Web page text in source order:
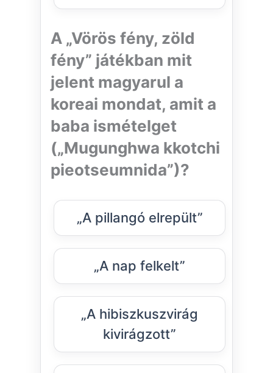
A „Vörös fény, zöld
fény” játékban mit
jelent magyarul a
koreai mondat, amit a
baba ismételget
(„Mugunghwa kkotchi
pieotseumnida”)?
„A pillangó elrepült”
„A nap felkelt”
„A hibiszkuszvirág
kivirágzott”